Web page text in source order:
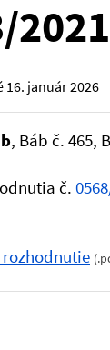
16. január 2026
, Báb č. 465,
č.
(